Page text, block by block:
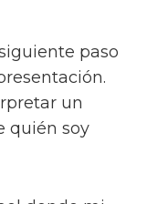
paso
un
quién soy